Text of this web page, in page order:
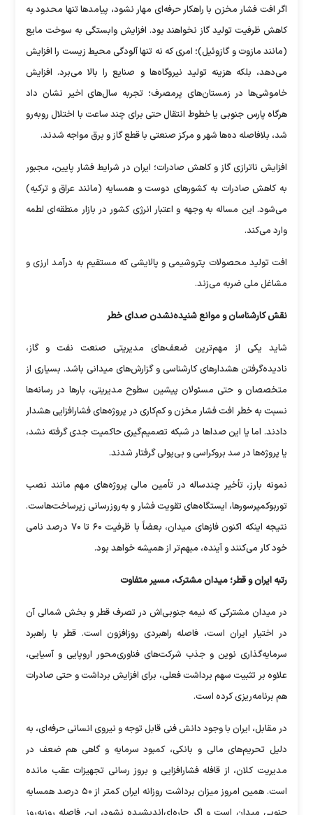
اگر افت فشار مخزن با راهکار حرفه‌ای مهار نشود، پیامد‌ها تنها محدود به
کاهش ظرفیت تولید گاز نخواهند بود. افزایش وابستگی به سوخت مایع
(مانند مازوت و گازوئیل)؛ امری که نه تنها آلودگی محیط زیست را افزایش
می‌دهد، بلکه هزینه تولید نیروگاه‌ها و صنایع را بالا می‌برد. افزایش
خاموشی‌ها در زمستان‌های پرمصرف؛ تجربه سال‌های اخیر نشان داد
هرگاه پارس جنوبی یا خطوط انتقال حتی برای چند ساعت با اختلال رو‌به‌رو
شد، بلافاصله ده‌ها شهر و مرکز صنعتی با قطع گاز و برق مواجه شدند.
افزایش ناترازی گاز و کاهش صادرات؛ ایران در شرایط فشار پایین، مجبور
به کاهش صادرات به کشور‌های دوست و همسایه (مانند عراق و ترکیه)
می‌شود. این مساله به وجهه و اعتبار انرژی کشور در بازار منطقه‌ای لطمه
وارد می‌کند.
افت تولید محصولات پتروشیمی و پالایشی که مستقیم به درآمد ارزی و
مشاغل ملی ضربه می‌زند.
نقش کارشناسان و موانع شنیده‌نشدن صدای خطر
شاید یکی از مهم‌ترین ضعف‌های مدیریتی صنعت نفت و گاز،
نادیده‌گرفتن هشدار‌های کارشناسی و گزارش‌های میدانی باشد. بسیاری از
متخصصان و حتی مسئولان پیشین سطوح مدیریتی، بار‌ها در رسانه‌ها
نسبت به خطر افت فشار مخزن و کم‌کاری در پروژه‌های فشارافزایی هشدار
دادند. اما یا این صدا‌ها در شبکه تصمیم‌گیری حاکمیت جدی گرفته نشد،
یا پروژه‌ها در سد بروکراسی و بی‌پولی گرفتار شدند.
نمونه بارز، تأخیر چندساله در تأمین مالی پروژه‌های مهم مانند نصب
توربوکمپرسورها، ایستگاه‌های تقویت فشار و به‌روزرسانی زیرساخت‌هاست.
نتیجه اینکه اکنون فاز‌های میدان، بعضاً با ظرفیت ۶۰ تا ۷۰ درصد نامی
خود کار می‌کنند و آینده، مبهم‌تر از همیشه خواهد بود.
رتبه ایران و قطر؛ میدان مشترک، مسیر متفاوت
در میدان مشترکی که نیمه جنوبی‌اش در تصرف قطر و بخش شمالی آن
در اختیار ایران است، فاصله راهبردی روزافزون است. قطر با راهبرد
سرمایه‌گذاری نوین و جذب شرکت‌های فناوری‌محور اروپایی و آسیایی،
علاوه بر تثبیت سهم برداشت فعلی، برای افزایش برداشت و حتی صادرات
هم برنامه‌ریزی کرده است.
در مقابل، ایران با وجود دانش فنی قابل توجه و نیروی انسانی حرفه‌ای، به
دلیل تحریم‌های مالی و بانکی، کمبود سرمایه و گاهی هم ضعف در
مدیریت کلان، از قافله فشارافزایی و بروز رسانی تجهیزات عقب مانده
است. همین امروز میزان برداشت روزانه ایران کمتر از ۵۰ درصد همسایه